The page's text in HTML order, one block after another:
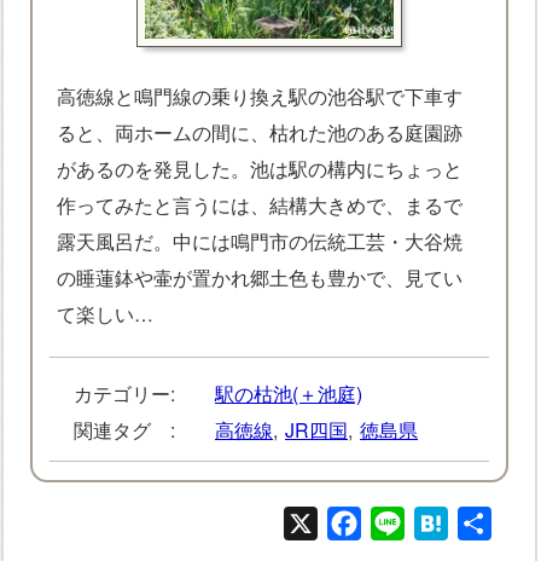
高徳線と鳴門線の乗り換え駅の池谷駅で下車す
ると、両ホームの間に、枯れた池のある庭園跡
があるのを発見した。池は駅の構内にちょっと
作ってみたと言うには、結構大きめで、まるで
露天風呂だ。中には鳴門市の伝統工芸・大谷焼
の睡蓮鉢や壷が置かれ郷土色も豊かで、見てい
て楽しい…
カテゴリー:
駅の枯池(＋池庭)
関連タグ :
高徳線, JR四国, 徳島県
Facebook
Line Hatena